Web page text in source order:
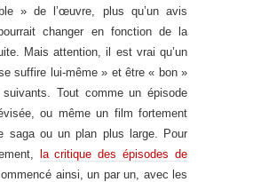
» de l’œuvre, plus qu’un avis
changer en fonction de la
Mais attention, il est vrai qu’un
suffire lui-même » et être « bon »
Tout comme un épisode
ou même un film fortement
saga ou un plan plus large. Pour
la critique des épisodes de
ainsi, un par un, avec les